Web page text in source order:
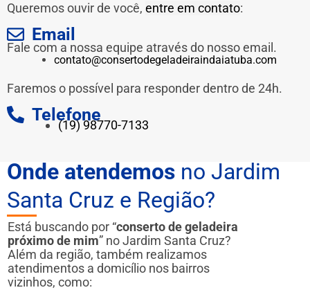
Queremos ouvir de você, entre em contato:
Email
Fale com a nossa equipe através do nosso email.
contato@consertodegeladeiraindaiatuba.com
Faremos o possível para responder dentro de 24h.
Telefone
(19) 98770-7133
Onde atendemos no Jardim
Santa Cruz e Região?
Está buscando por “conserto de geladeira
próximo de mim” no Jardim Santa Cruz?
Além da região, também realizamos
atendimentos a domicílio nos bairros
vizinhos, como: